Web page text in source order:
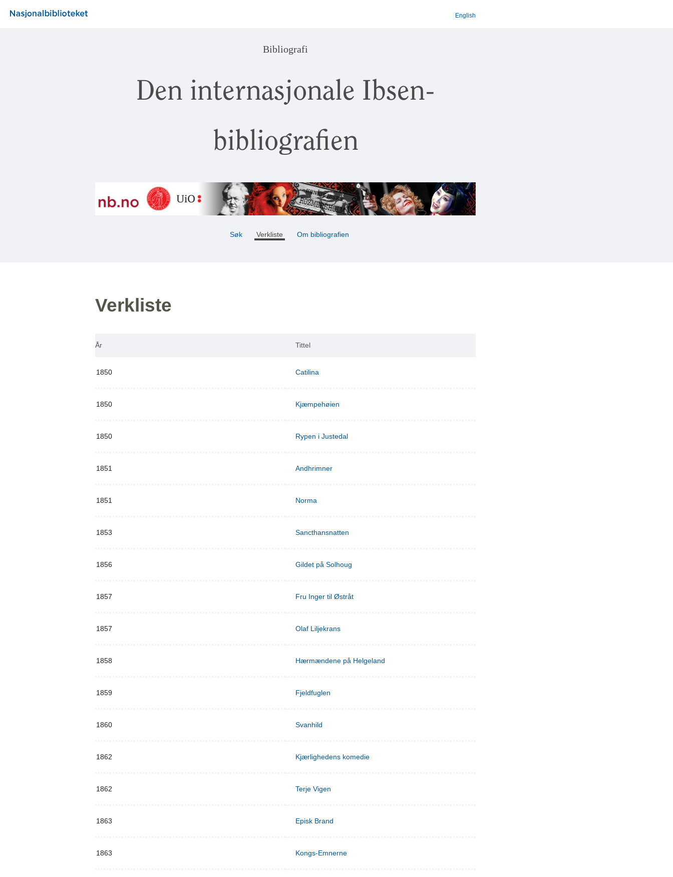
English
Bibliografi
Den internasjonale Ibsen-
bibliografien
Søk Verkliste Om bibliografien
Verkliste
År Tittel
1850 Catilina
1850 Kjæmpehøien
1850 Rypen i Justedal
1851 Andhrimner
1851 Norma
1853 Sancthansnatten
1856 Gildet på Solhoug
1857 Fru Inger til Østråt
1857 Olaf Liljekrans
1858 Hærmændene på Helgeland
1859 Fjeldfuglen
1860 Svanhild
1862 Kjærlighedens komedie
1862 Terje Vigen
1863 Episk Brand
1863 Kongs-Emnerne